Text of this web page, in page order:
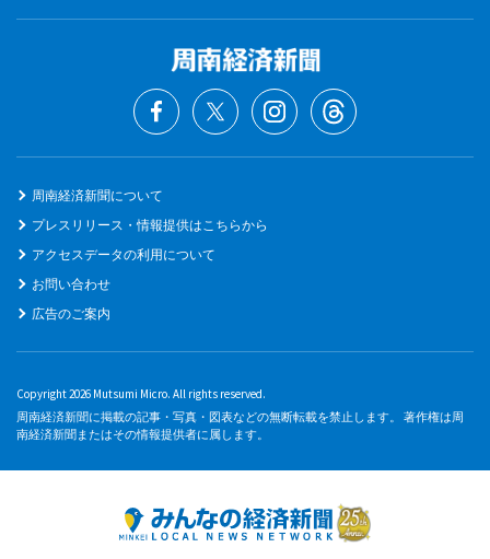
周南経済新聞について
プレスリリース・情報提供はこちらから
アクセスデータの利用について
お問い合わせ
広告のご案内
Copyright 2026 Mutsumi Micro. All rights reserved.
周南経済新聞に掲載の記事・写真・図表などの無断転載を禁止します。 著作権は周
南経済新聞またはその情報提供者に属します。